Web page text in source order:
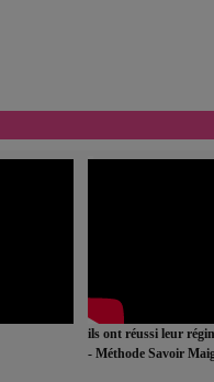
ils ont réussi leur
- Méthode Savoir